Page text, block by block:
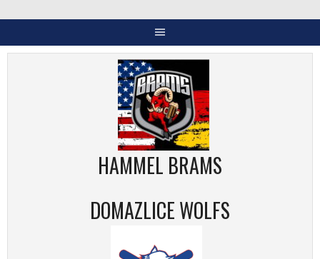
HAMMEL BRAMS
DOMAZLICE WOLFS